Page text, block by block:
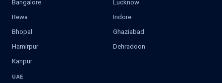
Bangalore
Lucknow
Rewa
Indore
Bhopal
Ghaziabad
Hamirpur
Dehradoon
Kanpur
UAE